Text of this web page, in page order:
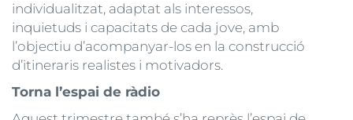
individualitzat, adaptat als interessos,
inquietuds i capacitats de cada jove, amb
l’objectiu d’acompanyar-los en la construcció
d’itineraris realistes i motivadors.
Torna l’espai de ràdio